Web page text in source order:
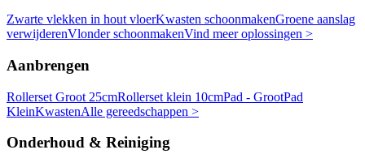
Zwarte vlekken in hout vloerKwasten schoonmakenGroene aanslag
verwijderenVlonder schoonmakenVind meer oplossingen >
Aanbrengen
Rollerset Groot 25cmRollerset klein 10cmPad - GrootPad
KleinKwastenAlle gereedschappen >
Onderhoud & Reiniging